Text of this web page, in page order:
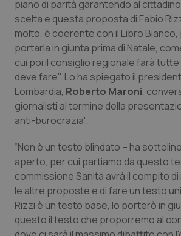
Calabria
Campania
Emilia-Romagna
Friuli Venezia Giulia
Lazio
Liguria
Lombardia
Asma & BPCO
Car-T
Colesterolo & coronaropatie
Dermatite Atopica
Diabete & glucometri
Disturbi dell’umore
Dolore
piano di parità garantendo al
scelta e questa proposta di Fabio
molto, è coerente con il Libro Bianco,
portarla in giunta prima di Natale,
cui poi il consiglio regionale farà
deve fare". Lo ha spiegato il
Lombardia, Roberto Maroni,
giornalisti al termine della
anti-burocrazia'.
“Non è un testo blindato – ha
aperto, per cui partiamo da questo
commissione Sanità avrà il compito
le altre proposte e di fare un testo
Rizzi è un testo base, lo porterò in
questo il testo che proporremo al